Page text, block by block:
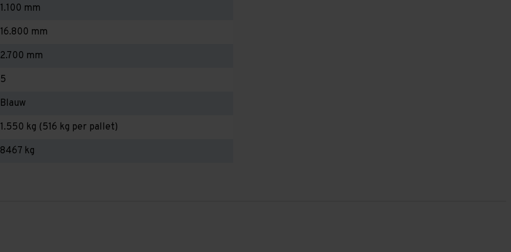
1.100 mm
16.800 mm
2.700 mm
5
Blauw
1.550 kg (516 kg per pallet)
8467 kg